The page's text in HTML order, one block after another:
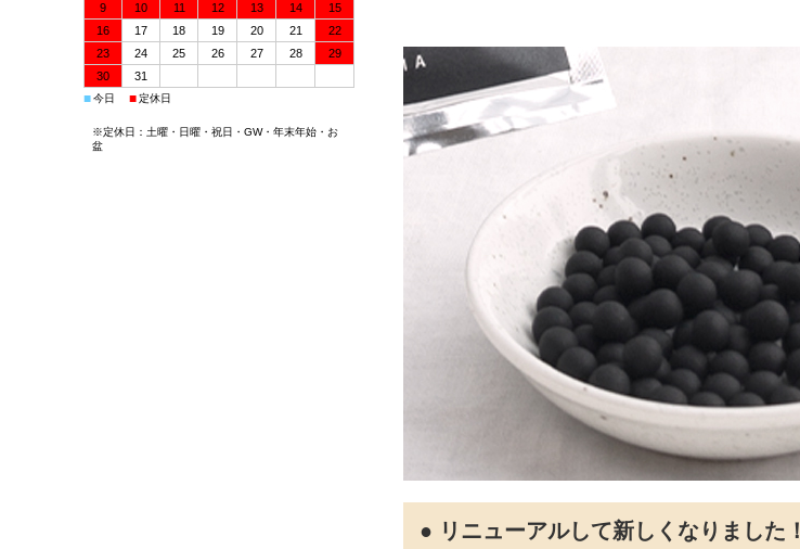
● リニューアルして新しくなりました！
9
10 11 12 13 14
15
16
17 18 19 20 21
22
23
24 25 26 27 28
29
30
31
■今日 ■定休日
※定休日：土曜・日曜・祝日・GW・年末年始・お
盆